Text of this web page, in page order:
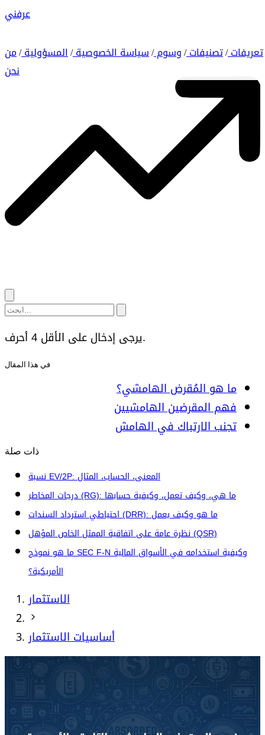
عرفني
تعريفات/ تصنيفات/ وسوم/ سياسة الخصوصية/ المسؤولية/ من
نحن
يرجى إدخال على الأقل 4 أحرف.
في هذا المقال
ما هو المُقرض الهامشي؟
فهم المقرضين الهامشيين
تجنب الارتباك في الهامش
ذات صلة
نسبة EV/2P: المعنى، الحساب، المثال
درجات المخاطر (RG): ما هي، وكيف تعمل، وكيفية حسابها
احتياطي استرداد السندات (DRR): ما هو وكيف يعمل
نظرة عامة على اتفاقية الممثل الخاص المؤهل (QSR)
ما هو نموذج SEC F-N وكيفية استخدامه في الأسواق المالية
الأمريكية؟
الاستثمار
أساسيات الاستثمار